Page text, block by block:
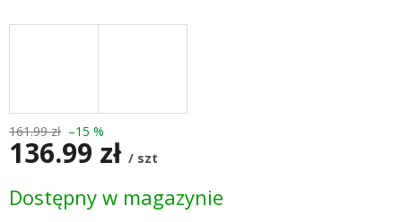
161.99 zł –15 %
136.99 zł / szt
jednostkowa:
Dostępny w magazynie